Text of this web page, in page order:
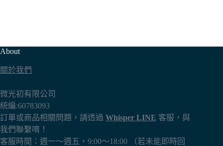
About
關於我們
微光初有限公司
統編:60783093
訂單或商品相關問題，請透過 Whisper LINE 客服，與
我們聯繫唷！
客服時間：週一～週五，9:00～18:00 （若未能即時回